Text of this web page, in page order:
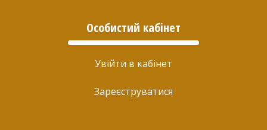
Особистий кабінет
Увійти в кабінет
Зареєструватися